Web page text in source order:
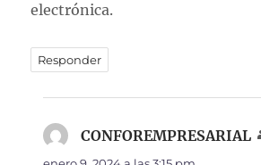
electrónica.
Responder
CONFOREMPRESARIAL